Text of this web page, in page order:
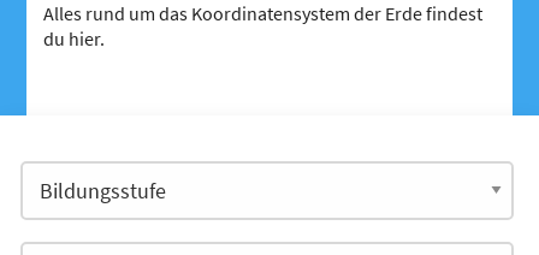
Alles rund um das Koordinatensystem der Erde findest
du hier.